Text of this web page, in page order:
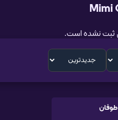
ثبت نشده است.
طوفان